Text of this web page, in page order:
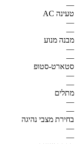
—
טעינה AC
—
—
מבנה מנוע
—
—
סטארט-סטופ
—
—
מתלים
—
—
בחירת מצבי נהיגה
—
—